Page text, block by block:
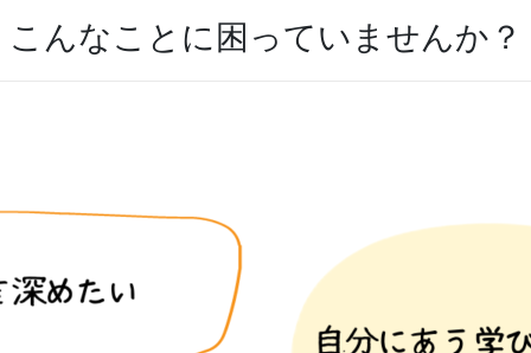
こんなことに困っていませんか？